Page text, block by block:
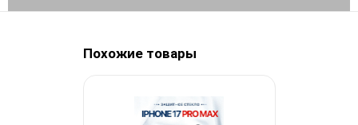
Похожие товары